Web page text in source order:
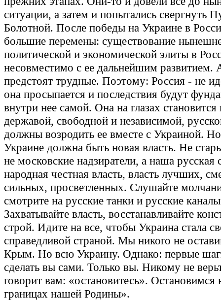
ситуации, а затем и попытались свергнуть
Болотной. После победы на Украине в
большие перемены: существование
политической и экономической элиты в
несовместимо с ее дальнейшим развитием.
предстоят трудные. Поэтому: Россия - не
она просыпается и последствия будут
внутри нее самой. Она на глазах
державой, свободной и независимой,
должны возродить ее вместе с Украиной.
Украине должна быть новая власть. Не
не московские надзиратели, а наша русская
народная честная власть, власть лучших,
сильных, просветленных. Слушайте
смотрите на русские танки и русские
Захватывайте власть, восстанавливайте
строй. Идите на все, чтобы Украина стала
справедливой страной. Мы никого не
Крым. Но всю Украину. Однако: первые
сделать вы сами. Только вы. Никому не
говорит вам: «остановитесь». Остановимся
границах нашей Родины».